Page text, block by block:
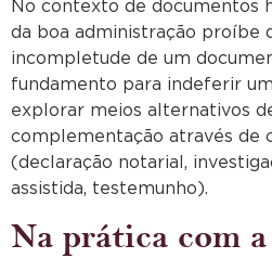
No contexto de documentos
da boa administração proíbe
incompletude de um
fundamento para indeferir
explorar meios alternativos
complementação através de
(declaração notarial,
assistida, testemunho).
Na prática com